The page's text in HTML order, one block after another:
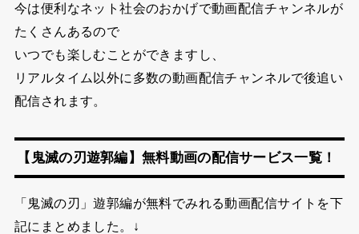
今は便利なネット社会のおかげで動画配信チャンネルが
たくさんあるので
いつでも楽しむことができますし、
リアルタイム以外に多数の動画配信チャンネルで後追い
配信されます。
【鬼滅の刃遊郭編】無料動画の配信サービス一覧！
「鬼滅の刃」遊郭編が無料でみれる動画配信サイトを下
記にまとめました。↓